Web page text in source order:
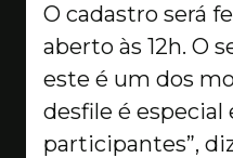
O cadastro será
aberto às 12h. O
este é um dos
desfile é
participantes”,